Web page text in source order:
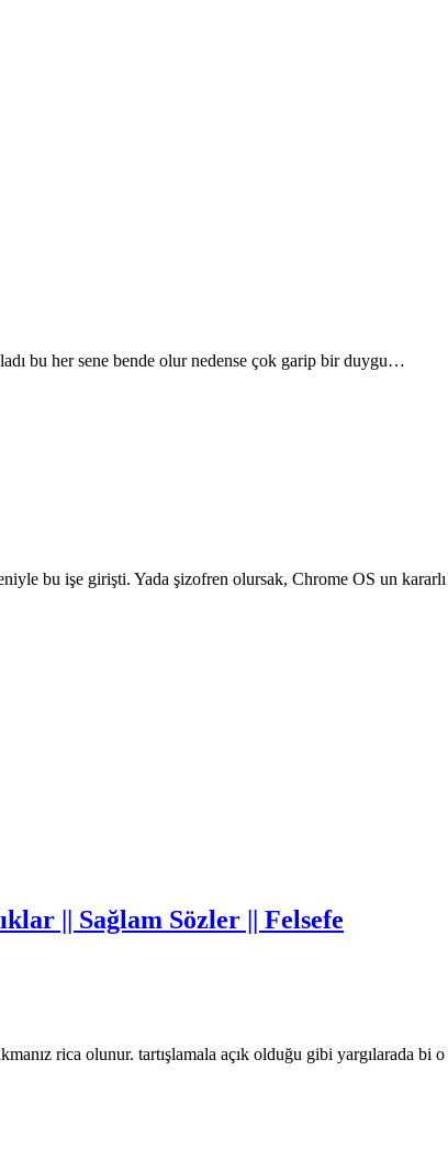
bu her sene bende olur nedense çok garip bir duygu…
bu işe girişti. Yada şizofren olursak, Chrome OS un
|| Sağlam Sözler || Felsefe
rica olunur. tartışlamala açık olduğu gibi yargılarada bi